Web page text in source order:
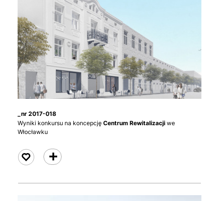
_nr 2017-018
Wyniki konkursu na koncepcję Centrum Rewitalizacji we
Włocławku
czytaj